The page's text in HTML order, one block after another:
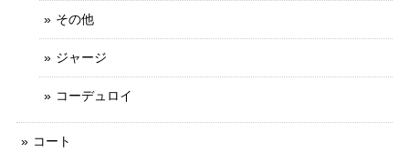
その他
ジャージ
コーデュロイ
コート